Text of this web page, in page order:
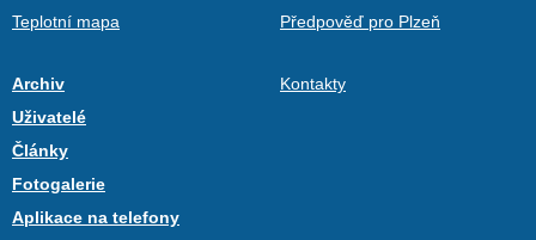
Teplotní mapa
Předpověď pro Plzeň
Archiv
Uživatelé
Články
Fotogalerie
Aplikace na telefony
Kontakty